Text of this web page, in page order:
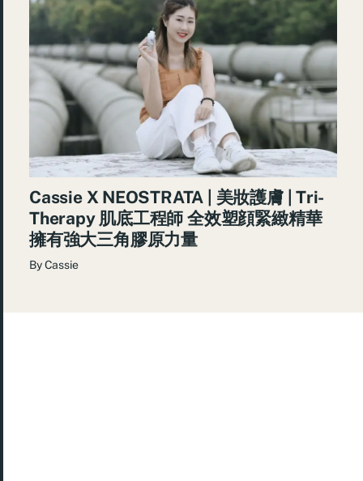
Cassie X NEOSTRATA | 美妝護膚 | Tri-
Therapy 肌底工程師 全效塑顔緊緻精華
擁有強大三角膠原力量
ByCassie